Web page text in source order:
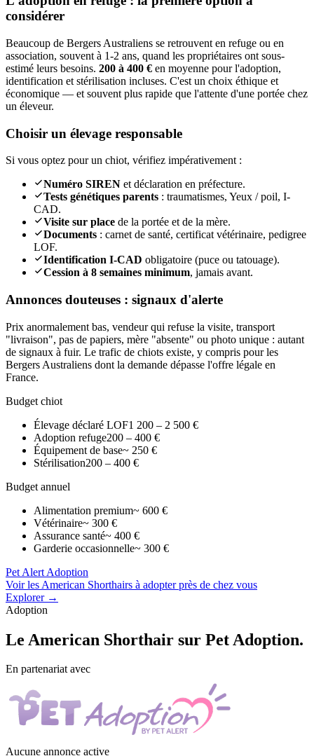
considérer
Beaucoup de Bergers Australiens se retrouvent en refuge ou en
association, souvent à 1-2 ans, quand les propriétaires ont sous-
estimé leurs besoins. 200 à 400 € en moyenne pour l'adoption,
identification et stérilisation incluses. C'est un choix éthique et
économique — et souvent plus rapide que l'attente d'une portée chez
un éleveur.
Choisir un élevage responsable
Si vous optez pour un chiot, vérifiez impérativement :
Numéro SIREN et déclaration en préfecture.
Tests génétiques parents : traumatismes, Yeux / poil, I-
CAD.
Visite sur place de la portée et de la mère.
Documents : carnet de santé, certificat vétérinaire, pedigree
LOF.
Identification I-CAD obligatoire (puce ou tatouage).
Cession à 8 semaines minimum, jamais avant.
Annonces douteuses : signaux d'alerte
Prix anormalement bas, vendeur qui refuse la visite, transport
"livraison", pas de papiers, mère "absente" ou photo unique : autant
de signaux à fuir. Le trafic de chiots existe, y compris pour les
Bergers Australiens dont la demande dépasse l'offre légale en
France.
Budget chiot
Élevage déclaré LOF1 200 – 2 500 €
Adoption refuge200 – 400 €
Équipement de base~ 250 €
Stérilisation200 – 400 €
Budget annuel
Alimentation premium~ 600 €
Vétérinaire~ 300 €
Assurance santé~ 400 €
Garderie occasionnelle~ 300 €
Pet Alert Adoption
Voir les American Shorthairs à adopter près de chez vous
Explorer →
Adoption
Le American Shorthair sur Pet Adoption.
En partenariat avec
Aucune annonce active